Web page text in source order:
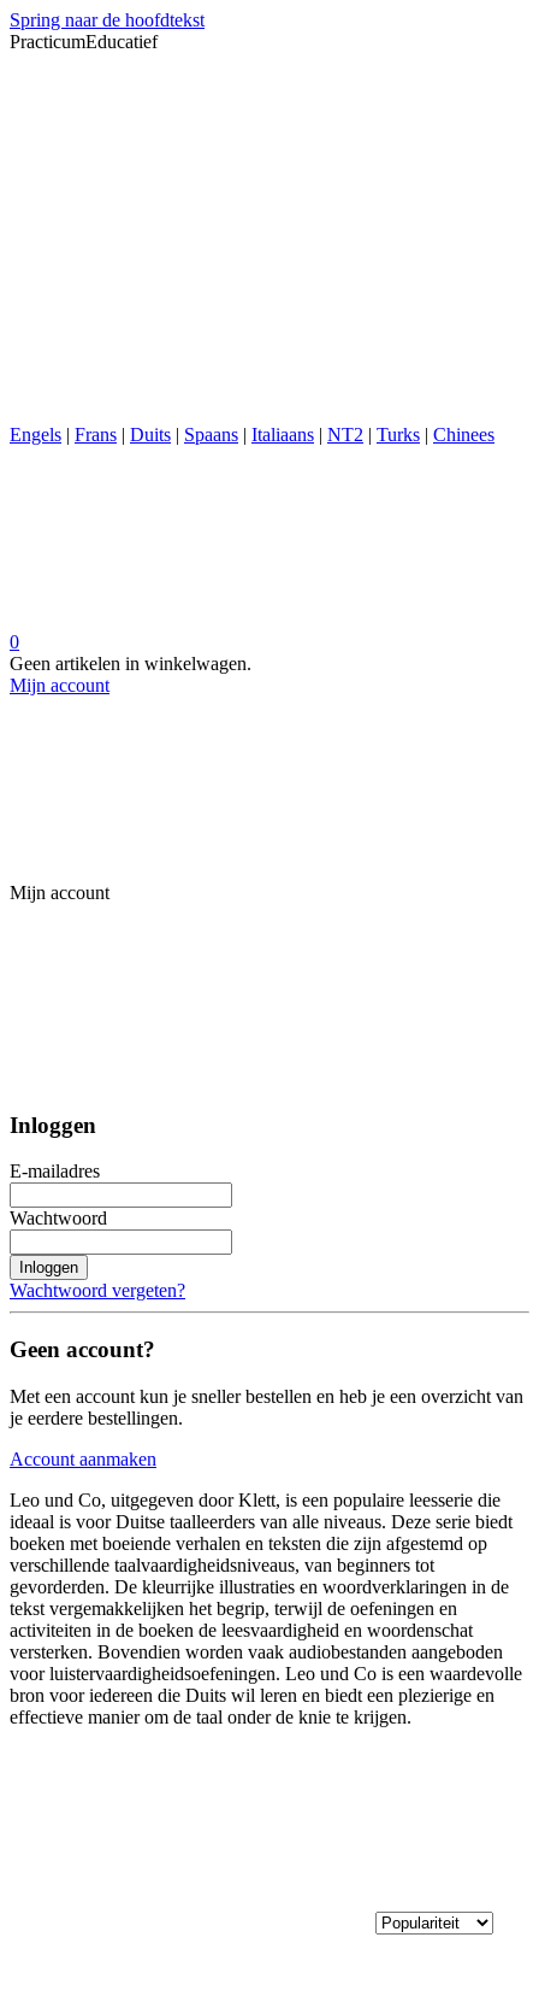
Spring naar de hoofdtekst
PracticumEducatief
Engels | Frans | Duits | Spaans | Italiaans | NT2 | Turks | Chinees
0
Geen artikelen in winkelwagen.
Mijn account
Mijn account
Inloggen
E-mailadres
Wachtwoord
Inloggen
Wachtwoord vergeten?
Geen account?
Met een account kun je sneller bestellen en heb je een overzicht van
je eerdere bestellingen.
Account aanmaken
Leo und Co, uitgegeven door Klett, is een populaire leesserie die
ideaal is voor Duitse taalleerders van alle niveaus. Deze serie biedt
boeken met boeiende verhalen en teksten die zijn afgestemd op
verschillende taalvaardigheidsniveaus, van beginners tot
gevorderden. De kleurrijke illustraties en woordverklaringen in de
tekst vergemakkelijken het begrip, terwijl de oefeningen en
activiteiten in de boeken de leesvaardigheid en woordenschat
versterken. Bovendien worden vaak audiobestanden aangeboden
voor luistervaardigheidsoefeningen. Leo und Co is een waardevolle
bron voor iedereen die Duits wil leren en biedt een plezierige en
effectieve manier om de taal onder de knie te krijgen.